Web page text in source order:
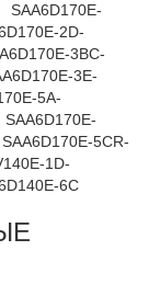
SAA6D170E-
2D-
3BC-
3E-
5A-
SAA6D170E-
SAA6D170E-5CR-
1D-
6C